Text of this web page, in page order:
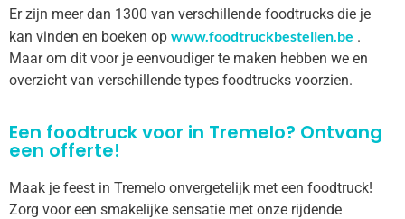
Er zijn meer dan 1300 van verschillende foodtrucks die je
kan vinden en boeken op www.foodtruckbestellen.be .
Maar om dit voor je eenvoudiger te maken hebben we en
overzicht van verschillende types foodtrucks voorzien.
Een foodtruck voor in Tremelo? Ontvang
een offerte!
Maak je feest in Tremelo onvergetelijk met een foodtruck!
Zorg voor een smakelijke sensatie met onze rijdende